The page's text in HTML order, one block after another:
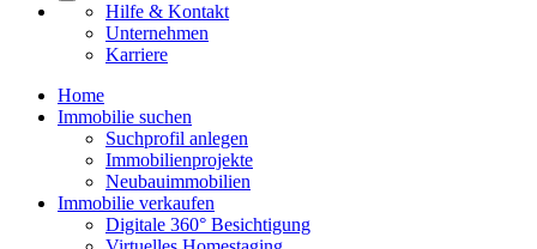
Hilfe & Kontakt
Unternehmen
Karriere
Home
Immobilie suchen
Suchprofil anlegen
Immobilienprojekte
Neubauimmobilien
Immobilie verkaufen
Digitale 360° Besichtigung